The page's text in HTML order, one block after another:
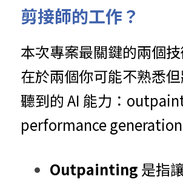
剪接師的工作？
本次專案最關鍵的兩個技
在於兩個你可能不熟悉
聽到的 AI 能力：
performance generation
Outpainting 是指